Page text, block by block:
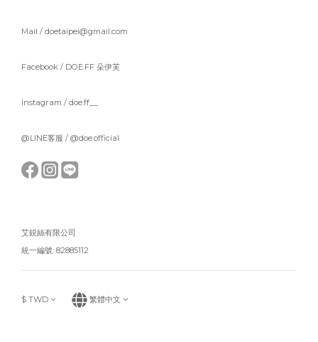
Mail / doetaipei@gmail.com
Facebook / DOE.FF 朵伊芙
Instagram / doe.ff__
@LINE客服 / @doe.official
艾鋭絲有限公司
統一編號: 82885112
$ TWD 繁體中文